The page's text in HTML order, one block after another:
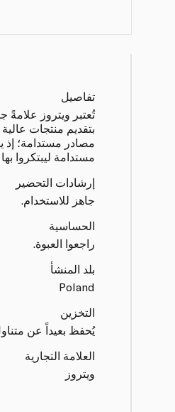
تفاصيل
تُعتبر ويتروز
بتقديم منتجات
مصادر مستدامة؛ إذ
مستدامة ليبتكروا
إرشادات التحضير
جاهز للاستخدام.
الحساسية
راجعوا العبوة.
بلد المنشأ
Poland
التخزين
يُحفظ بعيداً عن
العلامة التجارية
ويتروز